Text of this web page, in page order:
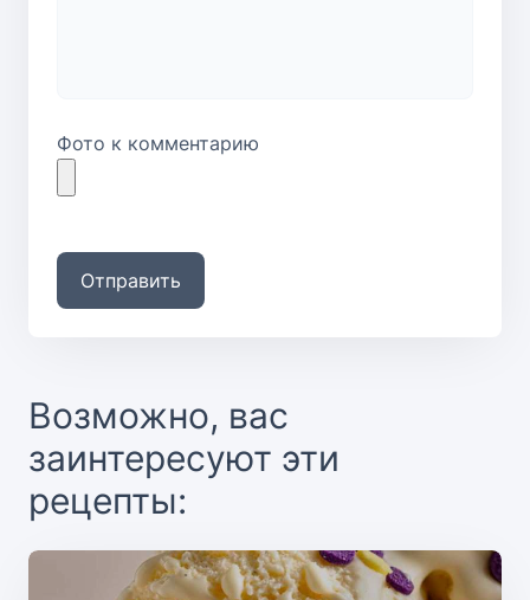
Фото к комментарию
Отправить
Возможно, вас
заинтересуют эти
рецепты: